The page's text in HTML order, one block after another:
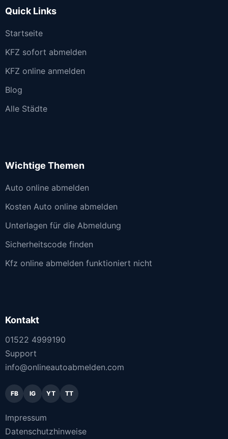
Quick Links
Startseite
KFZ sofort abmelden
KFZ online anmelden
Blog
Alle Städte
Wichtige Themen
Auto online abmelden
Kosten Auto online abmelden
Unterlagen für die Abmeldung
Sicherheitscode finden
Kfz online abmelden funktioniert nicht
Kontakt
01522 4999190
Support
info@onlineautoabmelden.com
FB IG YT TT
Impressum
Datenschutzhinweise